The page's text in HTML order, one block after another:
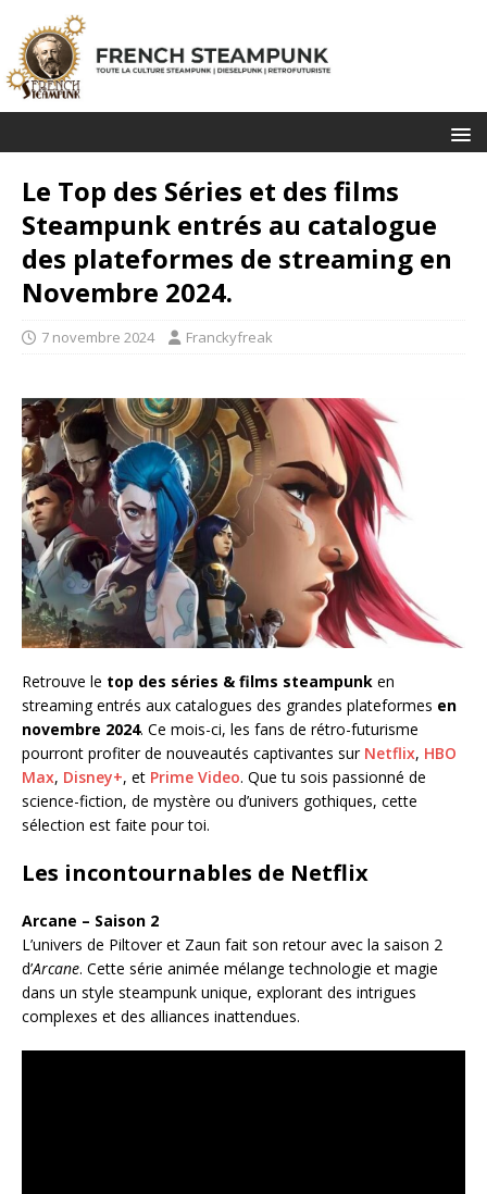
Le Top des Séries et des films
Steampunk entrés au catalogue
des plateformes de streaming en
Novembre 2024.
7 novembre 2024 Franckyfreak
Retrouve le top des séries & films steampunk en
streaming entrés aux catalogues des grandes plateformes en
novembre 2024. Ce mois-ci, les fans de rétro-futurisme
pourront profiter de nouveautés captivantes sur Netflix, HBO
Max, Disney+, et Prime Video. Que tu sois passionné de
science-fiction, de mystère ou d’univers gothiques, cette
sélection est faite pour toi.
Les incontournables de Netflix
Arcane – Saison 2
L’univers de Piltover et Zaun fait son retour avec la saison 2
d’Arcane. Cette série animée mélange technologie et magie
dans un style steampunk unique, explorant des intrigues
complexes et des alliances inattendues.